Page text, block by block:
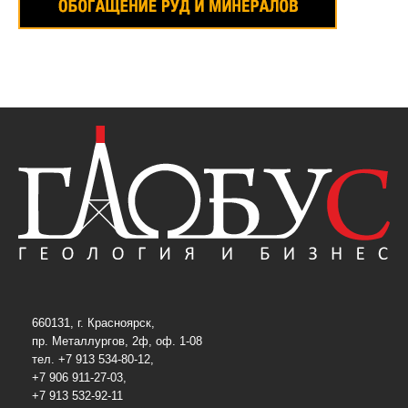
660131, г. Красноярск,
пр. Металлургов, 2ф, оф. 1-08
тел. +7 913 534-80-12,
+7 906 911-27-03,
+7 913 532-92-11